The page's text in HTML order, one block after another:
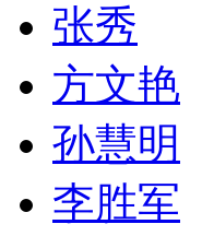
张秀
方文艳
孙慧明
李胜军